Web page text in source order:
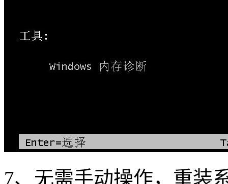
7、无需手动操作，重装